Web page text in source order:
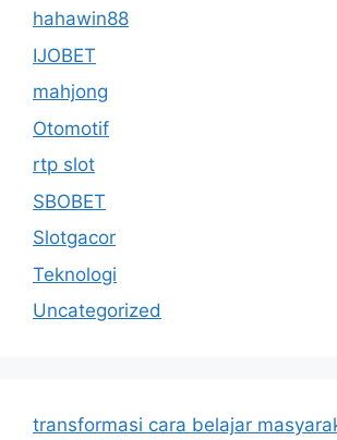
hahawin88
IJOBET
mahjong
Otomotif
rtp slot
SBOBET
Slotgacor
Teknologi
Uncategorized
transformasi cara belajar